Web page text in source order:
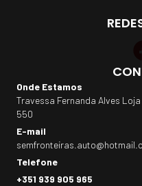
Onde Estamos
Travessa Fernanda Alves
550
E-mail
Telefone
+351 939 905 965